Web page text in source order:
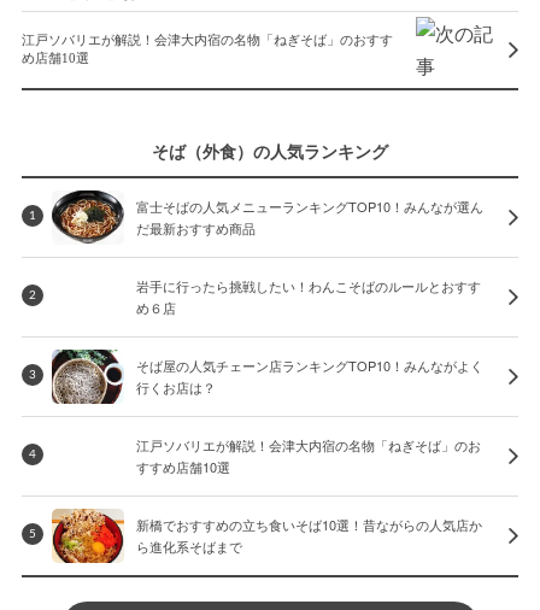
江戸ソバリエが解説！会津大内宿の名物「ねぎそば」のおすす
め店舗10選
そば（外食）の人気ランキング
1
富士そばの人気メニューランキングTOP10！みんなが選ん
だ最新おすすめ商品
2
岩手に行ったら挑戦したい！わんこそばのルールとおすす
め６店
3
そば屋の人気チェーン店ランキングTOP10！みんながよく
行くお店は？
4
江戸ソバリエが解説！会津大内宿の名物「ねぎそば」のお
すすめ店舗10選
5
新橋でおすすめの立ち食いそば10選！昔ながらの人気店か
ら進化系そばまで